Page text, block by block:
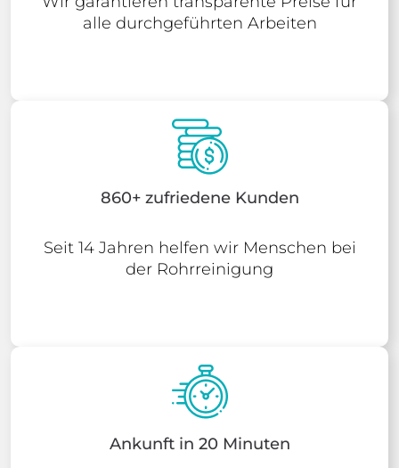
alle durchgeführten Arbeiten
860+ zufriedene Kunden
Seit 14 Jahren helfen wir Menschen bei
der Rohrreinigung
Ankunft in 20 Minuten